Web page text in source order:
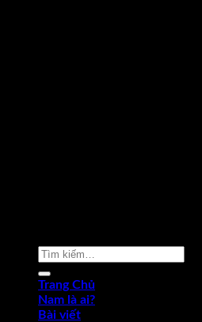
Tìm
Trang Chủ
Nam là ai?
Bài viết